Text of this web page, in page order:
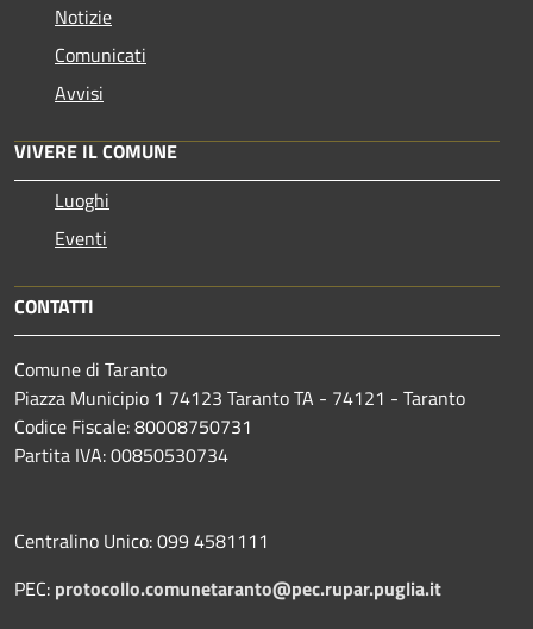
Notizie
Comunicati
Avvisi
VIVERE IL COMUNE
Luoghi
Eventi
CONTATTI
Comune di Taranto
Piazza Municipio 1 74123 Taranto TA - 74121 - Taranto
Codice Fiscale: 80008750731
Partita IVA: 00850530734
Centralino Unico: 099 4581111
PEC: protocollo.comunetaranto@pec.rupar.puglia.it